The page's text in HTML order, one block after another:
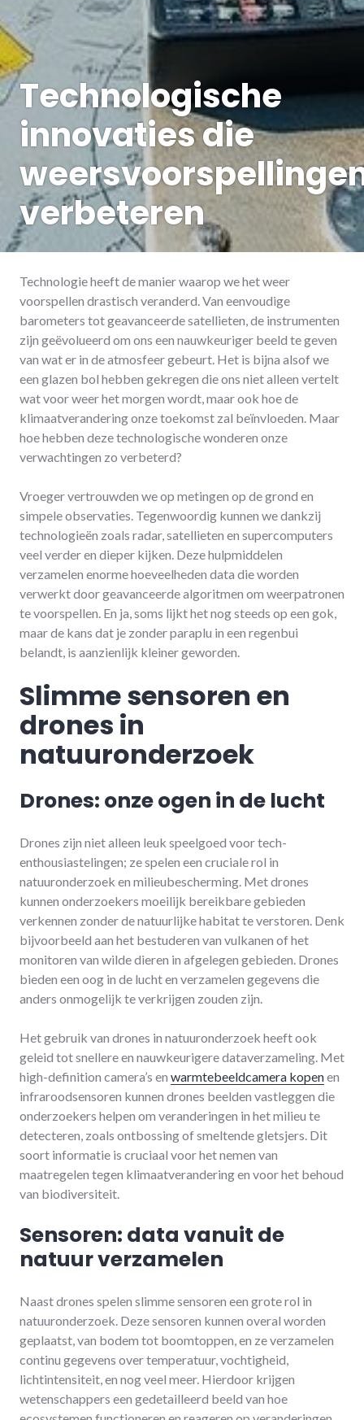
Technologische
innovaties die
verbeteren
Technologie heeft de manier waarop we het weer
voorspellen drastisch veranderd. Van eenvoudige
barometers tot geavanceerde satellieten, de instrumenten
zijn geëvolueerd om ons een nauwkeuriger beeld te geven
van wat er in de atmosfeer gebeurt. Het is bijna alsof we
een glazen bol hebben gekregen die ons niet alleen vertelt
wat voor weer het morgen wordt, maar ook hoe de
klimaatverandering onze toekomst zal beïnvloeden. Maar
hoe hebben deze technologische wonderen onze
verwachtingen zo verbeterd?
Vroeger vertrouwden we op metingen op de grond en
simpele observaties. Tegenwoordig kunnen we dankzij
technologieën zoals radar, satellieten en supercomputers
veel verder en dieper kijken. Deze hulpmiddelen
verzamelen enorme hoeveelheden data die worden
verwerkt door geavanceerde algoritmen om weerpatronen
te voorspellen. En ja, soms lijkt het nog steeds op een gok,
maar de kans dat je zonder paraplu in een regenbui
belandt, is aanzienlijk kleiner geworden.
Slimme sensoren en
drones in
natuuronderzoek
Drones: onze ogen in de lucht
Drones zijn niet alleen leuk speelgoed voor tech-
enthousiastelingen; ze spelen een cruciale rol in
natuuronderzoek en milieubescherming. Met drones
kunnen onderzoekers moeilijk bereikbare gebieden
verkennen zonder de natuurlijke habitat te verstoren. Denk
bijvoorbeeld aan het bestuderen van vulkanen of het
monitoren van wilde dieren in afgelegen gebieden. Drones
bieden een oog in de lucht en verzamelen gegevens die
anders onmogelijk te verkrijgen zouden zijn.
Het gebruik van drones in natuuronderzoek heeft ook
geleid tot snellere en nauwkeurigere dataverzameling. Met
high-definition camera’s en warmtebeeldcamera kopenen
infraroodsensoren kunnen drones beelden vastleggen die
onderzoekers helpen om veranderingen in het milieu te
detecteren, zoals ontbossing of smeltende gletsjers. Dit
soort informatie is cruciaal voor het nemen van
maatregelen tegen klimaatverandering en voor het behoud
van biodiversiteit.
Sensoren: data vanuit de
natuur verzamelen
Naast drones spelen slimme sensoren een grote rol in
natuuronderzoek. Deze sensoren kunnen overal worden
geplaatst, van bodem tot boomtoppen, en ze verzamelen
continu gegevens over temperatuur, vochtigheid,
lichtintensiteit, en nog veel meer. Hierdoor krijgen
wetenschappers een gedetailleerd beeld van hoe